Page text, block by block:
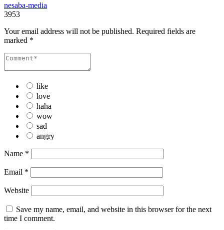
nesaba-media
3953
Your email address will not be published. Required fields are
marked *
like
love
haha
wow
sad
angry
Name *
Email *
Website
Save my name, email, and website in this browser for the next
time I comment.